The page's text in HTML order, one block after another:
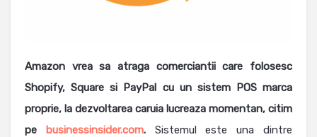
Amazon vrea sa atraga comerciantii care folosesc
Shopify, Square si PayPal cu un sistem POS marca
proprie, la dezvoltarea caruia lucreaza momentan, citim
pe businessinsider.com.Sistemul este una dintre